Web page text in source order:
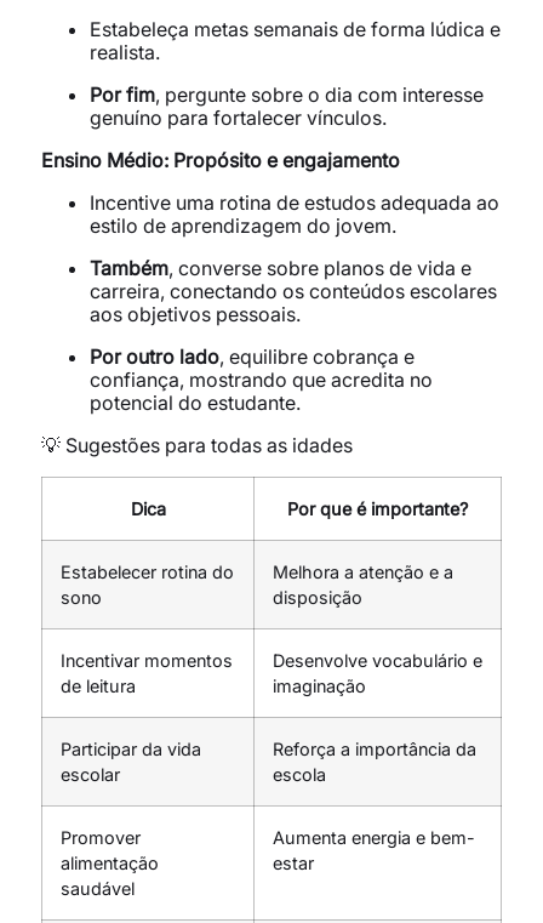
Estabeleça metas semanais de forma lúdica e
realista.
Por fim, pergunte sobre o dia com interesse
genuíno para fortalecer vínculos.
Ensino Médio: Propósito e engajamento
Incentive uma rotina de estudos adequada ao
estilo de aprendizagem do jovem.
Também, converse sobre planos de vida e
carreira, conectando os conteúdos escolares
aos objetivos pessoais.
Por outro lado, equilibre cobrança e
confiança, mostrando que acredita no
potencial do estudante.
💡 Sugestões para todas as idades
Dica Por que é importante?
Estabelecer rotina do
sono
Melhora a atenção e a
disposição
Incentivar momentos
de leitura
Desenvolve vocabulário e
imaginação
Participar da vida
escolar
Reforça a importância da
escola
Promover
alimentação
saudável
Aumenta energia e bem-
estar